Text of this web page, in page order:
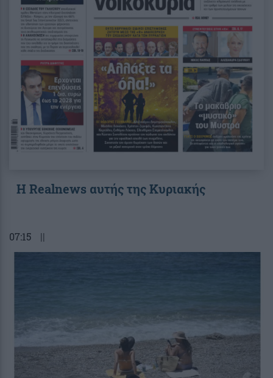
Η Realnews αυτής της Κυριακής
07:15 ||